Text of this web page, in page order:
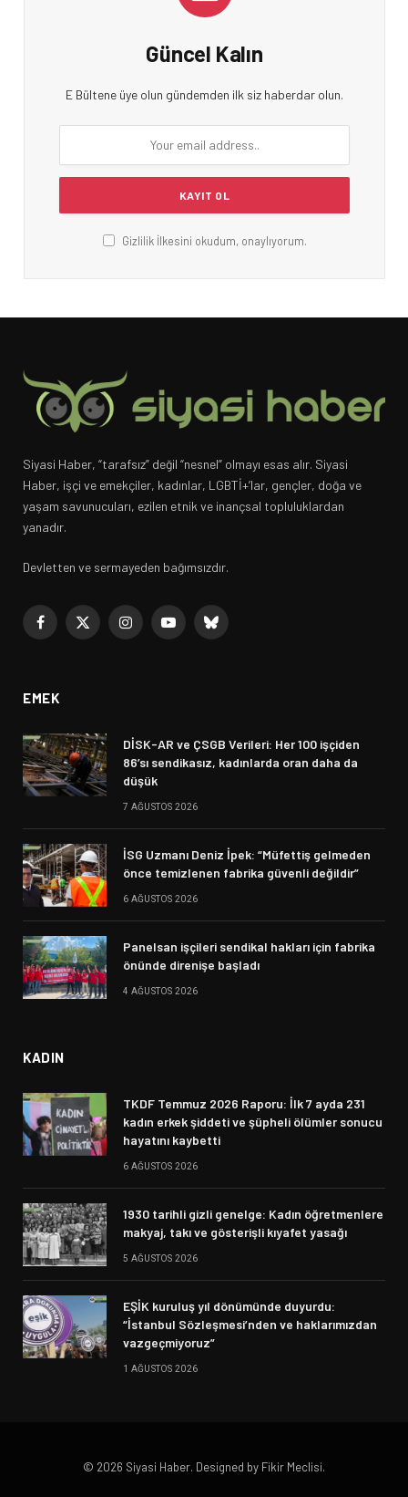
Güncel Kalın
E Bültene üye olun gündemden ilk siz haberdar olun.
Gizlilik İlkesini okudum, onaylıyorum.
Siyasi Haber, “tarafsız” değil “nesnel” olmayı esas alır. Siyasi
Haber, işçi ve emekçiler, kadınlar, LGBTİ+’lar, gençler, doğa ve
yaşam savunucuları, ezilen etnik ve inançsal topluluklardan
yanadır.
Devletten ve sermayeden bağımsızdır.
Facebook
X
InstagramYouTubeBluesky
EMEK
DİSK-AR ve ÇSGB Verileri: Her 100 işçiden
86’sı sendikasız, kadınlarda oran daha da
düşük
7 AĞUSTOS 2026
İSG Uzmanı Deniz İpek: “Müfettiş gelmeden
önce temizlenen fabrika güvenli değildir”
6 AĞUSTOS 2026
Panelsan işçileri sendikal hakları için fabrika
önünde direnişe başladı
4 AĞUSTOS 2026
KADIN
TKDF Temmuz 2026 Raporu: İlk 7 ayda 231
kadın erkek şiddeti ve şüpheli ölümler sonucu
hayatını kaybetti
6 AĞUSTOS 2026
1930 tarihli gizli genelge: Kadın öğretmenlere
makyaj, takı ve gösterişli kıyafet yasağı
5 AĞUSTOS 2026
EŞİK kuruluş yıl dönümünde duyurdu:
“İstanbul Sözleşmesi’nden ve haklarımızdan
vazgeçmiyoruz”
1 AĞUSTOS 2026
© 2026 Siyasi Haber. Designed by Fikir Meclisi.